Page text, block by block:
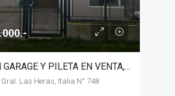
CASA CON GARAGE Y PILETA EN VENTA, GENERAL LAS HERAS
Gral. Las Heras, Italia N° 748